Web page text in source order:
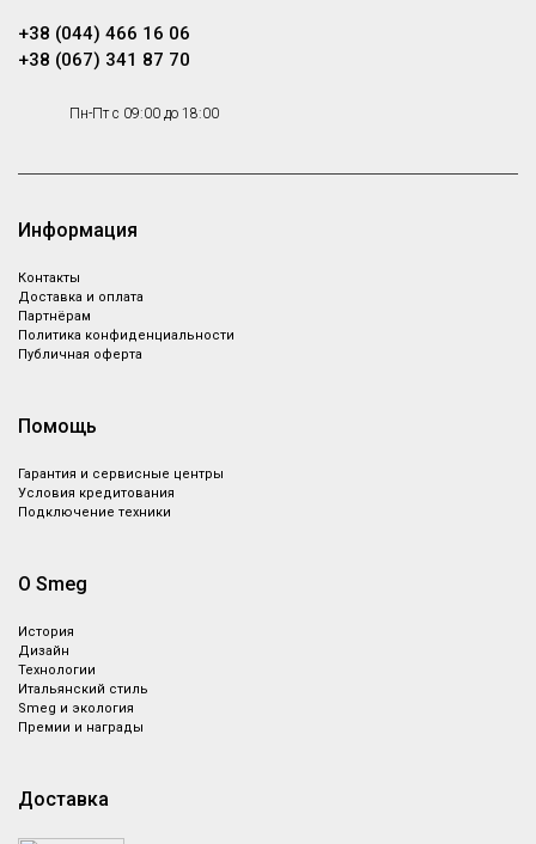
+38 (044) 466 16 06
+38 (067) 341 87 70
Пн-Пт с 09:00 до 18:00
Информация
Контакты
Доставка и оплата
Партнёрам
Политика конфиденциальности
Публичная оферта
Помощь
Гарантия и сервисные центры
Условия кредитования
Подключение техники
О Smeg
История
Дизайн
Технологии
Итальянский стиль
Smeg и экология
Премии и награды
Доставка